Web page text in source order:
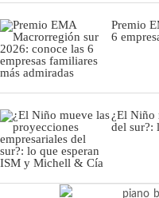
Premio
6
¿El Niño
del sur?: